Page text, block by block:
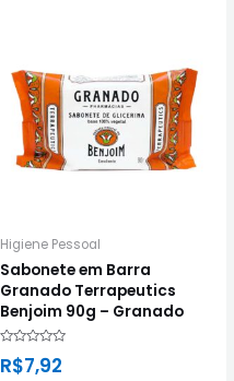
Higiene Pessoal
Sabonete em Barra
Granado Terrapeutics
Benjoim 90g – Granado
0
R$7,92